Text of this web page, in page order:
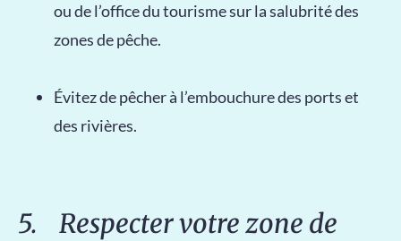
ou de l’office du tourisme sur la salubrité des
zones de pêche.
Évitez de pêcher à l’embouchure des ports et
des rivières.
5. Respecter votre zone de